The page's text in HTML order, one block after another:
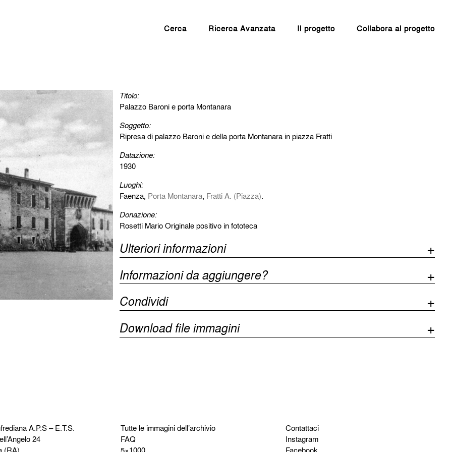
Cerca Ricerca Avanzata Il progetto Collabora al progetto
Titolo:
Palazzo Baroni e porta Montanara
Soggetto:
Ripresa di palazzo Baroni e della porta Montanara in piazza Fratti
Datazione:
1930
Luoghi:
Faenza, Porta Montanara, Fratti A. (Piazza).
Donazione:
Rosetti Mario Originale positivo in fototeca
Ulteriori informazioni
Informazioni da aggiungere?
Condividi
Download file immagini
A.P.S – E.T.S.
24
Tutte le immagini dell’archivio
FAQ
Contattaci
Instagram